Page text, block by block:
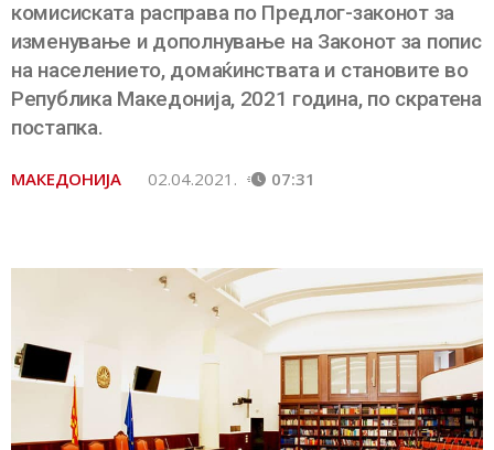
комисиската расправа по Предлог-законот за
изменување и дополнување на Законот за попис
на населението, домаќинствата и становите во
Република Македонија, 2021 година, по скратена
постапка.
МАКЕДОНИЈА 02.04.2021. 07:31